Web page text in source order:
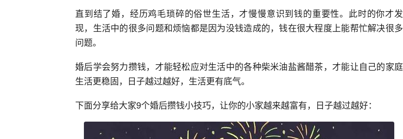
直到结了婚，经历鸡毛琐碎的俗世生活，才慢慢意识到钱的重要性。此时的你才发
现，生活中的很多问题和烦恼都是因为没钱造成的，钱在很大程度上能帮忙解决很多
问题。
婚后学会努力攒钱，才能轻松应对生活中的各种柴米油盐酱醋茶，才能让自己的家庭
生活更稳固，日子越过越好，生活更有底气。
下面分享给大家9个婚后攒钱小技巧，让你的小家越来越富有，日子越过越好：